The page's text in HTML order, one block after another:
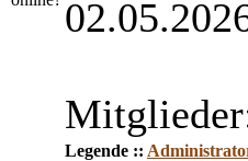
Legende ::